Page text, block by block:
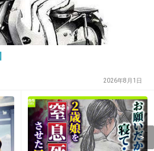
でしたが、終わり方も秀
い。
+28 -1
2026年8月1日